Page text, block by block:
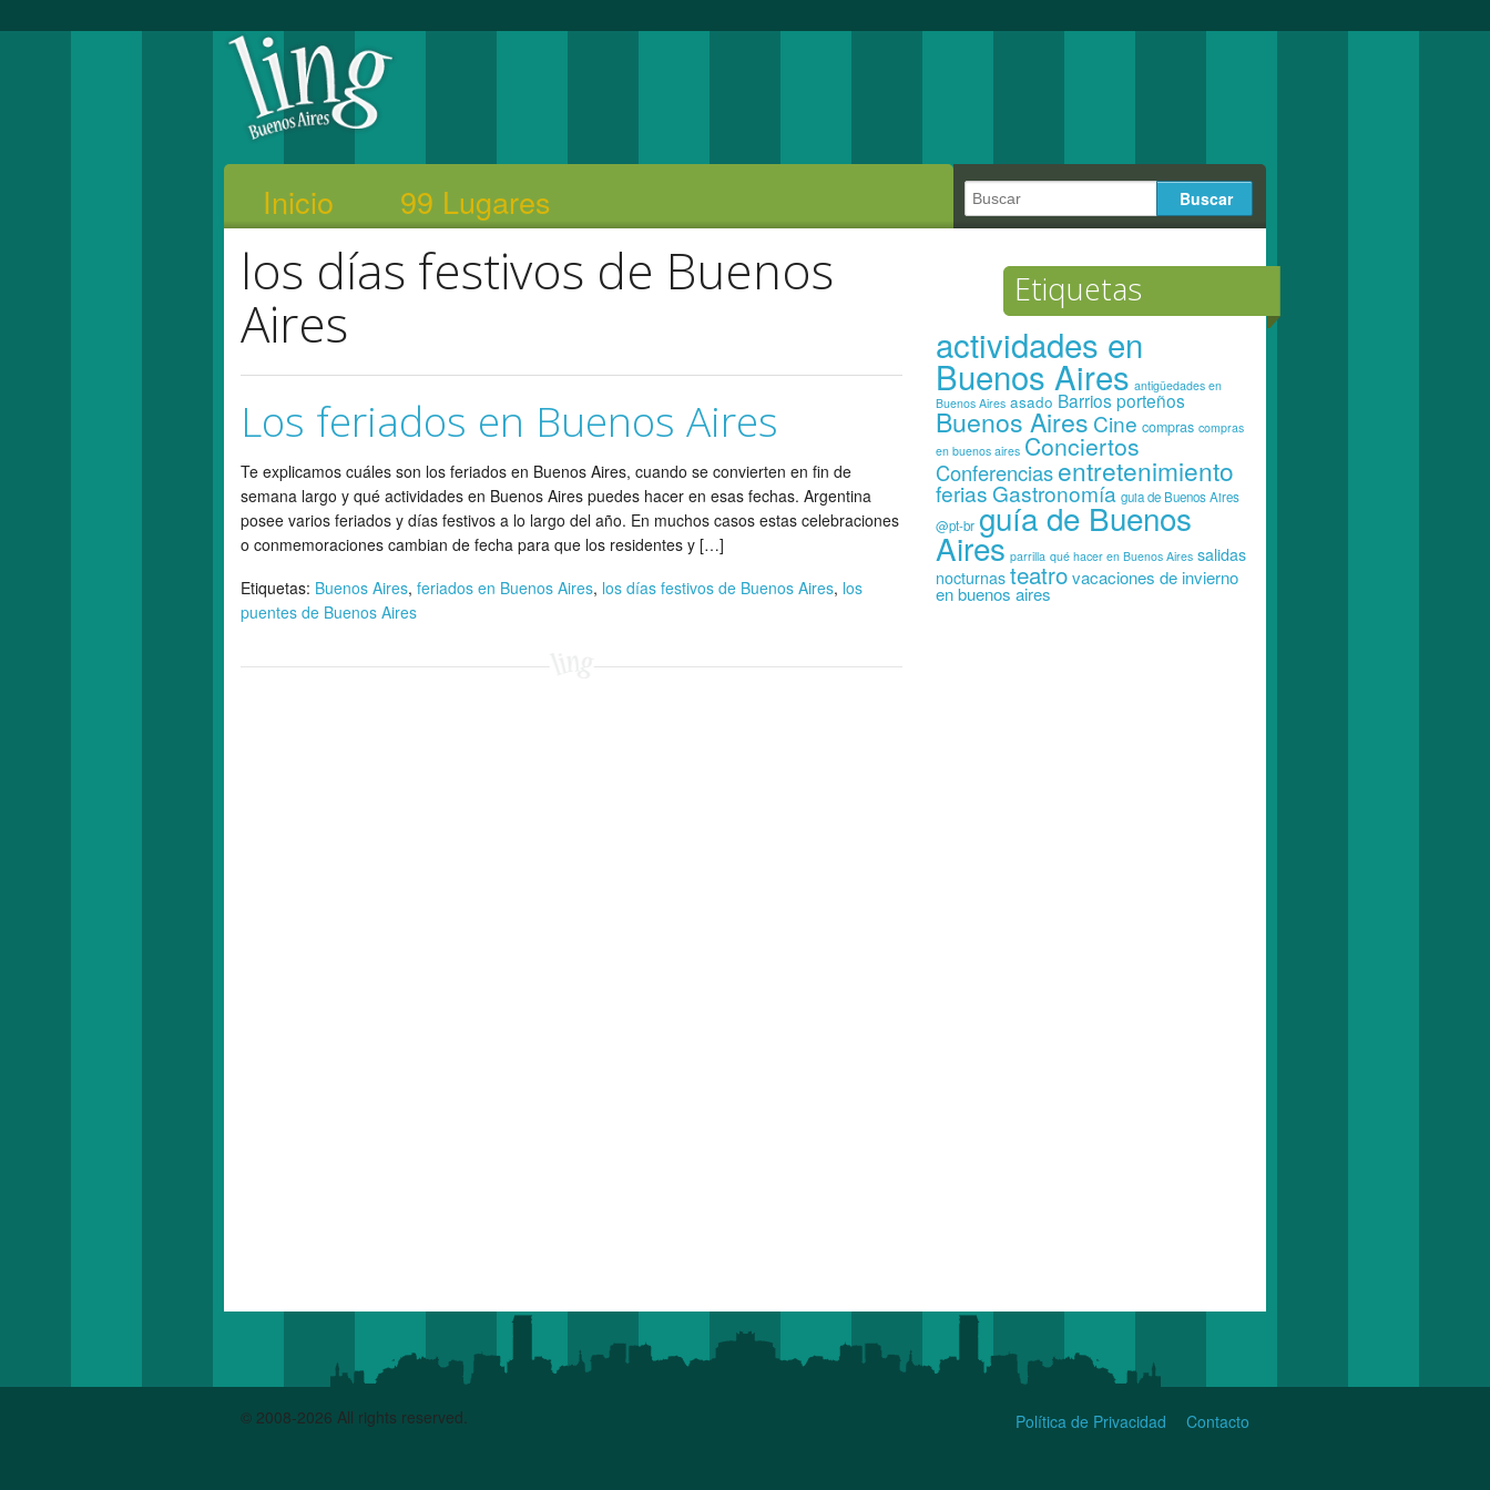
Inicio 99 Lugares
los días festivos de Buenos
Aires
Los feriados en Buenos Aires
Te explicamos cuáles son los feriados en Buenos Aires, cuando se convierten en fin de
semana largo y qué actividades en Buenos Aires puedes hacer en esas fechas. Argentina
posee varios feriados y días festivos a lo largo del año. En muchos casos estas celebraciones
o conmemoraciones cambian de fecha para que los residentes y […]
Etiquetas: Buenos Aires, feriados en Buenos Aires, los días festivos de Buenos Aires, los
puentes de Buenos Aires
Etiquetas
actividades en
Buenos Aires antigüedades en
Buenos Aires asado Barrios porteños
Buenos Aires Cine compras compras
en buenos aires Conciertos
Conferencias entretenimiento
ferias Gastronomía guia de Buenos Aires
@pt-br guía de Buenos
Aires parrilla qué hacer en Buenos Aires salidas
nocturnas teatro vacaciones de invierno
en buenos aires
© 2008-2026 All rights reserved. Contacto
Política de Privacidad